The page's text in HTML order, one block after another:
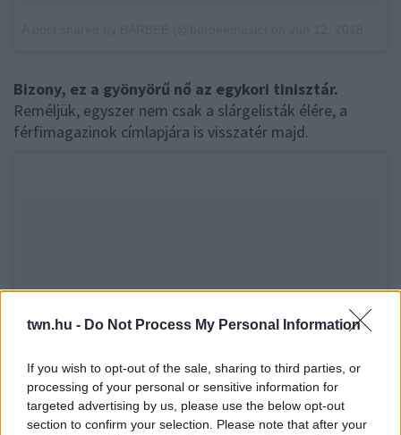
twn.hu - Do Not Process My Personal Information
If you wish to opt-out of the sale, sharing to third parties, or
processing of your personal or sensitive information for
targeted advertising by us, please use the below opt-out
section to confirm your selection. Please note that after your
Bizony, ez a gyönyörű nő az egykori tinisztár.
Reméljük, egyszer nem csak a slárgelisták élére, a
férfimagazinok címlapjára is visszatér majd.